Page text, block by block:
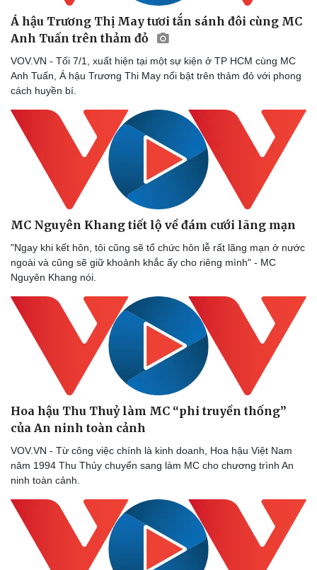
Văn hóa
Sân khấu - Điện ảnh
Văn học
Âm nhạc
Giải trí
Nghệ sĩ
Thời trang
Sao Việt
Á hậu Trương Thị May tươi tắn sánh đôi cùng MC
Anh Tuấn trên thảm đỏ
VOV.VN - Tối 7/1, xuất hiện tại một sự kiện ở TP HCM cùng MC
Anh Tuấn, Á hậu Trương Thi May nổi bật trên thảm đỏ với phong
cách huyền bí.
MC Nguyên Khang tiết lộ về đám cưới lãng mạn
"Ngay khi kết hôn, tôi cũng sẽ tổ chức hôn lễ rất lãng mạn ở nước
ngoài và cũng sẽ giữ khoảnh khắc ấy cho riêng mình" - MC
Nguyên Khang nói.
Hoa hậu Thu Thuỷ làm MC “phi truyền thống”
của An ninh toàn cảnh
VOV.VN - Từ công việc chính là kinh doanh, Hoa hậu Việt Nam
năm 1994 Thu Thủy chuyển sang làm MC cho chương trình An
ninh toàn cảnh.